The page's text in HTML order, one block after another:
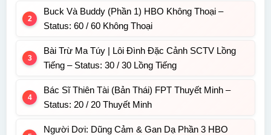
Buck Và Buddy (Phần 1) HBO Không Thoại –
Status: 60 / 60 Không Thoại
Bài Trừ Ma Túy | Lôi Đình Đặc Cảnh SCTV Lồng
Tiếng – Status: 30 / 30 Lồng Tiếng
Bác Sĩ Thiên Tài (Bản Thái) FPT Thuyết Minh –
Status: 20 / 20 Thuyết Minh
Người Dơi: Dũng Cảm & Gan Dạ Phần 3 HBO